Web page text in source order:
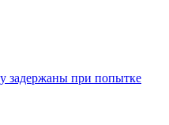
задержаны при попытке